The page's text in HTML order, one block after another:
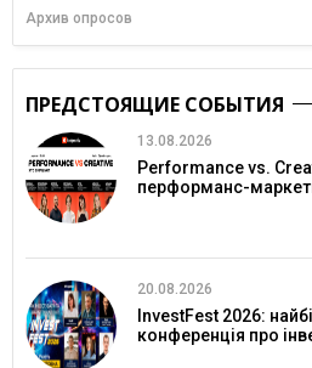
Архив опросов
ПРЕДСТОЯЩИЕ СОБЫТИЯ
13.08.2026
Performance vs.
перформанс-
20.08.2026
InvestFest 2026:
конференція про